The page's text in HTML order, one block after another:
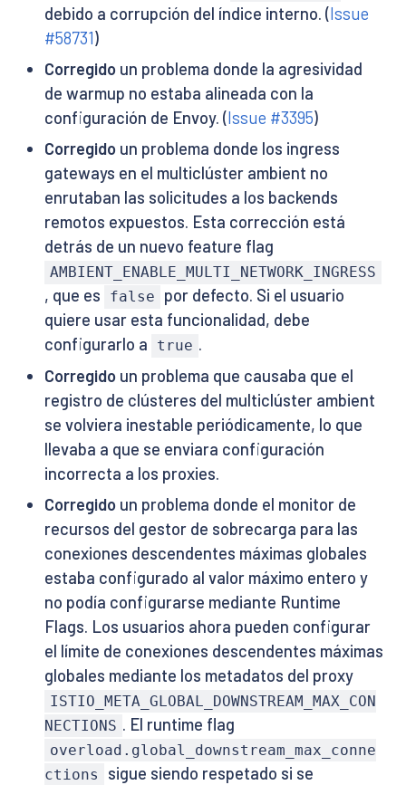
debido a corrupción del índice interno. (Issue
#58731)
Corregidoun problema donde la agresividad
de warmup no estaba alineada con la
configuración de Envoy. (Issue #3395)
Corregidoun problema donde los ingress
gateways en el multiclúster ambient no
enrutaban las solicitudes a los backends
remotos expuestos. Esta corrección está
detrás de un nuevo feature flag
AMBIENT_ENABLE_MULTI_NETWORK_INGRESS
, que es false
por defecto. Si el usuario
quiere usar esta funcionalidad, debe
configurarlo a
true .
Corregidoun problema que causaba que el
registro de clústeres del multiclúster ambient
se volviera inestable periódicamente, lo que
llevaba a que se enviara configuración
incorrecta a los proxies.
Corregidoun problema donde el monitor de
recursos del gestor de sobrecarga para las
conexiones descendentes máximas globales
estaba configurado al valor máximo entero y
no podía configurarse mediante Runtime
Flags. Los usuarios ahora pueden configurar
el límite de conexiones descendentes máximas
globales mediante los metadatos del proxy
ISTIO_META_GLOBAL_DOWNSTREAM_MAX_CON
NECTIONS . El runtime flag
overload.global_downstream_max_conne
ctions
sigue siendo respetado si se